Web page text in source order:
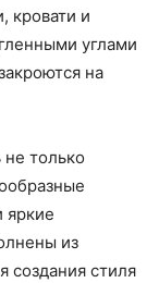
кровати и
углами
на
только
яркие
из
создания стиля